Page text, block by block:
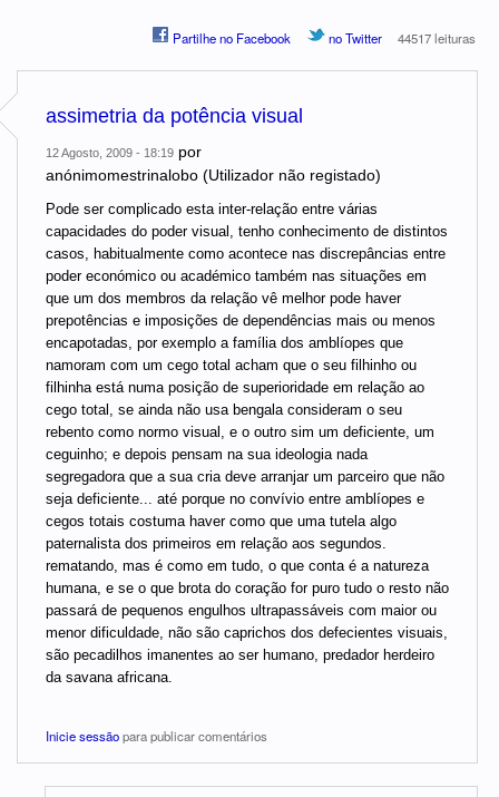
Partilhe no Facebook no Twitter 44517 leituras
assimetria da potência visual
12 Agosto, 2009 - 18:19 por
anónimomestrinalobo (Utilizador não registado)
Pode ser complicado esta inter-relação entre várias
capacidades do poder visual, tenho conhecimento de distintos
casos, habitualmente como acontece nas discrepâncias entre
poder económico ou académico também nas situações em
que um dos membros da relação vê melhor pode haver
prepotências e imposições de dependências mais ou menos
encapotadas, por exemplo a família dos amblíopes que
namoram com um cego total acham que o seu filhinho ou
filhinha está numa posição de superioridade em relação ao
cego total, se ainda não usa bengala consideram o seu
rebento como normo visual, e o outro sim um deficiente, um
ceguinho; e depois pensam na sua ideologia nada
segregadora que a sua cria deve arranjar um parceiro que não
seja deficiente... até porque no convívio entre amblíopes e
cegos totais costuma haver como que uma tutela algo
paternalista dos primeiros em relação aos segundos.
rematando, mas é como em tudo, o que conta é a natureza
humana, e se o que brota do coração for puro tudo o resto não
passará de pequenos engulhos ultrapassáveis com maior ou
menor dificuldade, não são caprichos dos defecientes visuais,
são pecadilhos imanentes ao ser humano, predador herdeiro
da savana africana.
Inicie sessãopara publicar comentários